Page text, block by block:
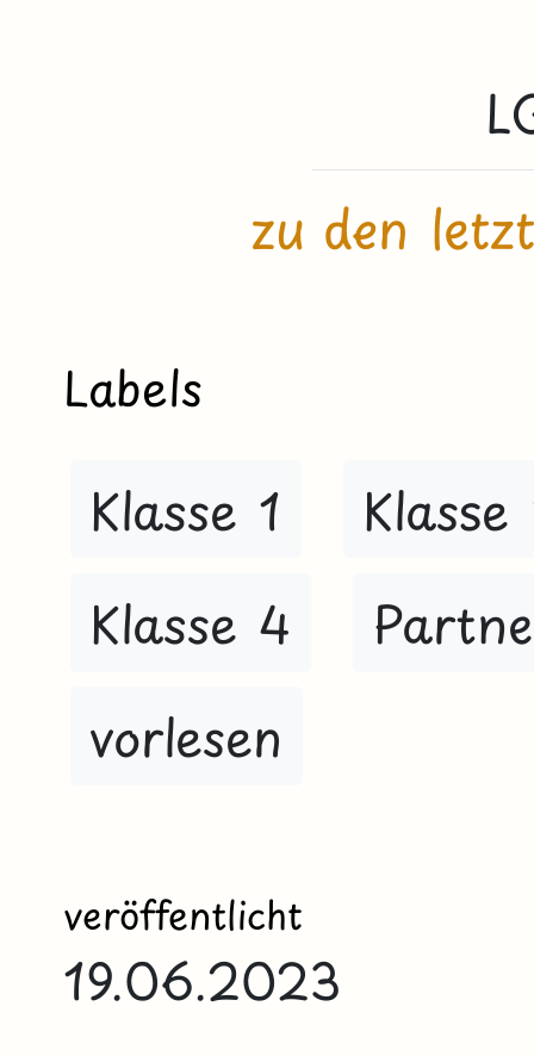
zu den
Labels
Klasse 1
Klasse 4
vorlesen
veröffentlicht
19.06.2023